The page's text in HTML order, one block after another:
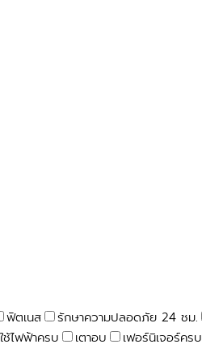
ฟิตเนส รักษาความปลอดภัย 24 ชม.
ช้ไฟฟ้าครบ เตาอบ เฟอร์นิเจอร์ครบ